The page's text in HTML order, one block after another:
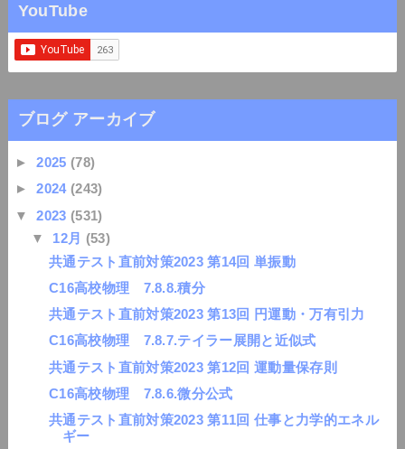
YouTube
ブログ アーカイブ
►2025 (78)
►2024 (243)
▼2023 (531)
▼ 12月 (53)
共通テスト直前対策2023 第14回 単振動
C16高校物理 7.8.8.積分
共通テスト直前対策2023 第13回 円運動・万有引力
C16高校物理 7.8.7.テイラー展開と近似式
共通テスト直前対策2023 第12回 運動量保存則
C16高校物理 7.8.6.微分公式
共通テスト直前対策2023 第11回 仕事と力学的エネル
ギー